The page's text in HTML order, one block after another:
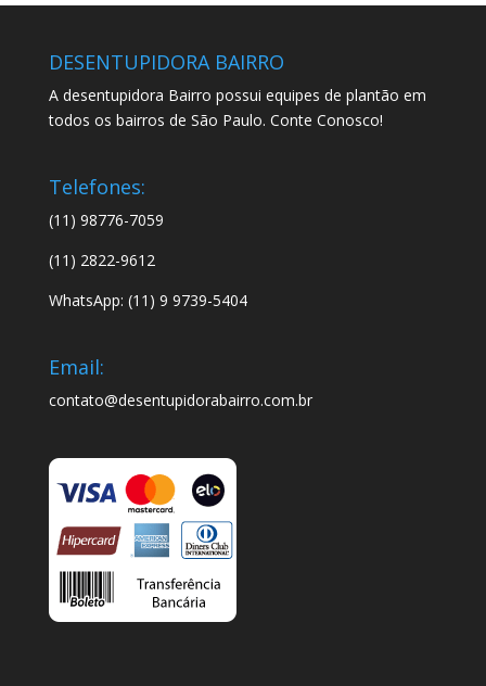
DESENTUPIDORA BAIRRO
A desentupidora Bairro possui equipes de plantão em
todos os bairros de São Paulo. Conte Conosco!
Telefones:
(11) 98776-7059
(11) 2822-9612
WhatsApp: (11) 9 9739-5404
Email:
contato@desentupidorabairro.com.br